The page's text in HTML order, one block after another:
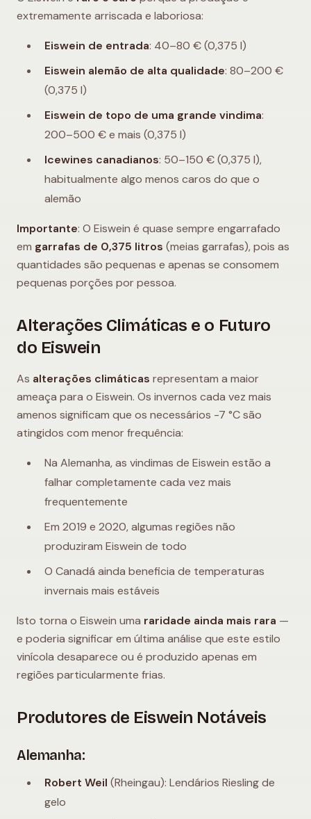
extremamente arriscada e laboriosa:
Eiswein de entrada: 40–80 € (0,375 l)
Eiswein alemão de alta qualidade: 80–200 €
(0,375 l)
Eiswein de topo de uma grande vindima:
200–500 € e mais (0,375 l)
Icewines canadianos: 50–150 € (0,375 l),
habitualmente algo menos caros do que o
alemão
Importante: O Eiswein é quase sempre engarrafado
em garrafas de 0,375 litros (meias garrafas), pois as
quantidades são pequenas e apenas se consomem
pequenas porções por pessoa.
Alterações Climáticas e o Futuro
do Eiswein
As alterações climáticas representam a maior
ameaça para o Eiswein. Os invernos cada vez mais
amenos significam que os necessários -7 °C são
atingidos com menor frequência:
Na Alemanha, as vindimas de Eiswein estão a
falhar completamente cada vez mais
frequentemente
Em 2019 e 2020, algumas regiões não
produziram Eiswein de todo
O Canadá ainda beneficia de temperaturas
invernais mais estáveis
Isto torna o Eiswein uma raridade ainda mais rara —
e poderia significar em última análise que este estilo
vinícola desaparece ou é produzido apenas em
regiões particularmente frias.
Produtores de Eiswein Notáveis
Alemanha:
Robert Weil (Rheingau): Lendários Riesling de
gelo